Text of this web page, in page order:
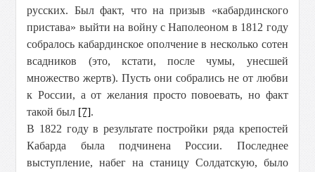
русских. Был факт, что на призыв «кабардинского
пристава» выйти на войну с Наполеоном в 1812 году
собралось кабардинское ополчение в несколько сотен
всадников (это, кстати, после чумы, унесшей
множество жертв). Пусть они собрались не от любви
к России, а от желания просто повоевать, но факт
такой был [7].
В 1822 году в результате постройки ряда крепостей
Кабарда была подчинена России. Последнее
выступление, набег на станицу Солдатскую, было